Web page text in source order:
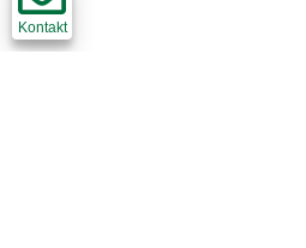
neuen Terrasse ins Bibertal
geniessen. Die Vorfreude ist
Kontakt